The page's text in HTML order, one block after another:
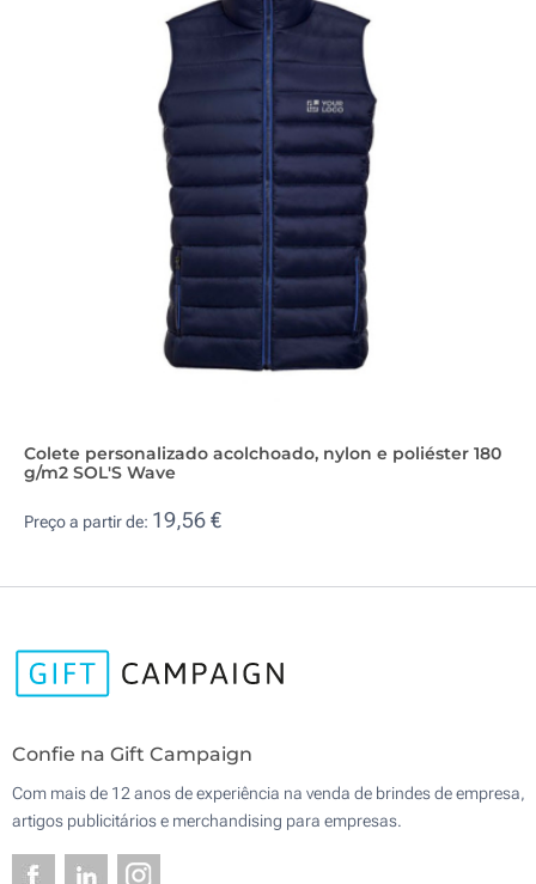
Colete personalizado acolchoado, nylon e poliéster 180
g/m2 SOL'S Wave
Preço a partir de: 19,56 €
Confie na Gift Campaign
Com mais de 12 anos de experiência na venda de brindes de empresa,
artigos publicitários e merchandising para empresas.